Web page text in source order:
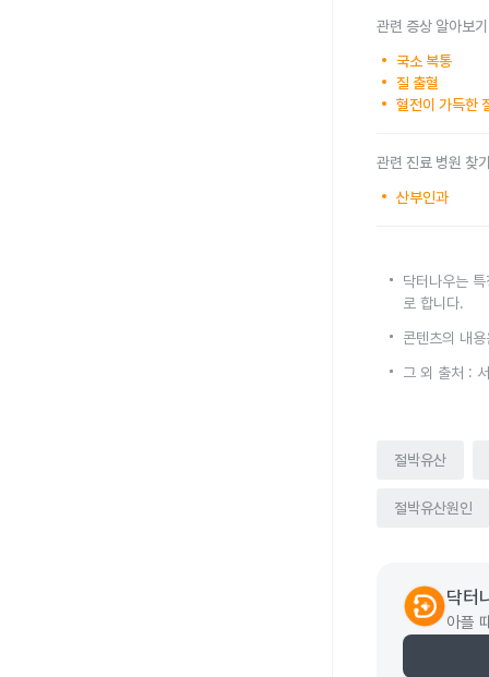
관련 증상 알아보기
국소 복통
질 출혈
혈전이 가득한
관련 진료 병원 찾
산부인과
닥터나우는
로 합니다.
콘텐츠의 내
그 외 출처 :
절박유산
절박유산원인
닥터
아플